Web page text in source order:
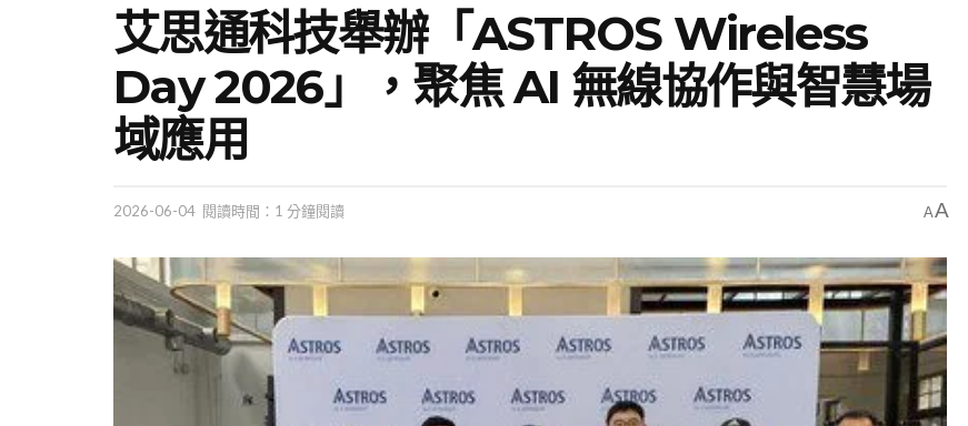
艾思通科技舉辦「ASTROS Wireless
Day 2026」，聚焦 AI 無線協作與智慧場
域應用
2026-06-04 閱讀時間：1 分鐘閱讀 AA